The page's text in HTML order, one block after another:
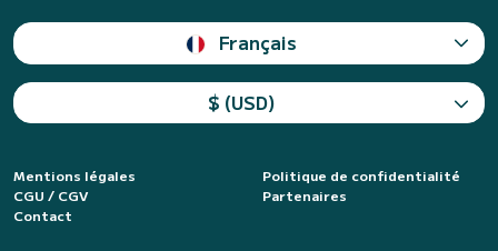
Français
$ (USD)
Mentions légales
Politique de confidentialité
CGU / CGV
Partenaires
Contact